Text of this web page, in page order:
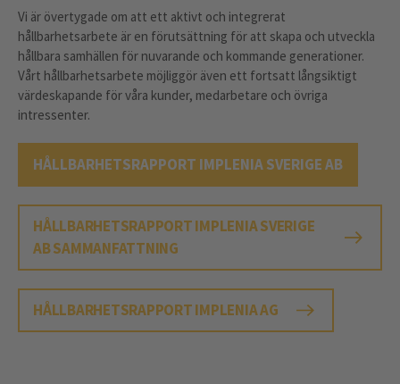
Vi är övertygade om att ett aktivt och integrerat
hållbarhetsarbete är en förutsättning för att skapa och utveckla
hållbara samhällen för nuvarande och kommande generationer.
Vårt hållbarhetsarbete möjliggör även ett fortsatt långsiktigt
värdeskapande för våra kunder, medarbetare och övriga
intressenter.
HÅLLBARHETSRAPPORT IMPLENIA SVERIGE AB
HÅLLBARHETSRAPPORT IMPLENIA SVERIGE
AB SAMMANFATTNING
HÅLLBARHETSRAPPORT IMPLENIA AG